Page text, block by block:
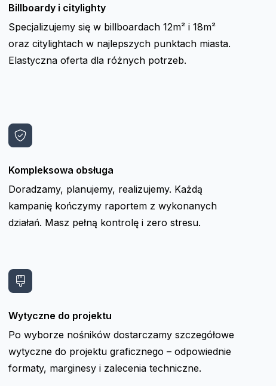
Billboardy i citylighty
Specjalizujemy się w billboardach 12m² i 18m²
oraz citylightach w najlepszych punktach miasta.
Elastyczna oferta dla różnych potrzeb.
Kompleksowa obsługa
Doradzamy, planujemy, realizujemy. Każdą
kampanię kończymy raportem z wykonanych
działań. Masz pełną kontrolę i zero stresu.
Wytyczne do projektu
Po wyborze nośników dostarczamy szczegółowe
wytyczne do projektu graficznego – odpowiednie
formaty, marginesy i zalecenia techniczne.